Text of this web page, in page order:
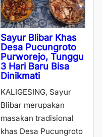
Sayur Blibar Khas
Desa Pucungroto
Purworejo, Tunggu
3 Hari Baru Bisa
Dinikmati
KALIGESING, Sayur
Blibar merupakan
masakan tradisional
khas Desa Pucungroto